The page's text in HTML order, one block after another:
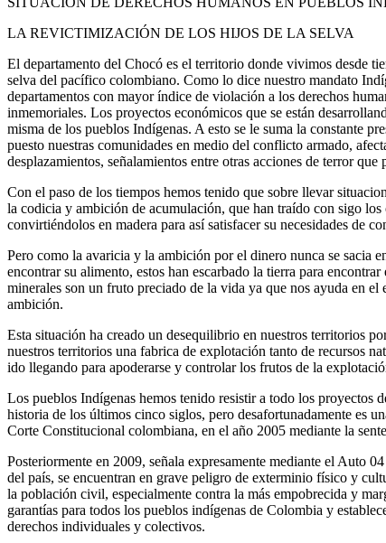
LA REVICTIMIZACIÓN DE LOS HIJOS DE LA SELVA
El departamento del Chocó es el territorio donde vivimos desde
selva del pacífico colombiano. Como lo dice nuestro mandato
departamentos con mayor índice de violación a los derechos
inmemoriales. Los proyectos económicos que se están
misma de los pueblos Indígenas. A esto se le suma la constante
puesto nuestras comunidades en medio del conflicto armado,
desplazamientos, señalamientos entre otras acciones de terror
Con el paso de los tiempos hemos tenido que sobre llevar
la codicia y ambición de acumulación, que han traído con sigo
convirtiéndolos en madera para así satisfacer su necesidades de
Pero como la avaricia y la ambición por el dinero nunca se sacia
encontrar su alimento, estos han escarbado la tierra para
minerales son un fruto preciado de la vida ya que nos ayuda en
ambición.
Esta situación ha creado un desequilibrio en nuestros territorios
nuestros territorios una fabrica de explotación tanto de recursos
ido llegando para apoderarse y controlar los frutos de la
Los pueblos Indígenas hemos tenido resistir a todo los proyectos
historia de los últimos cinco siglos, pero desafortunadamente es
Corte Constitucional colombiana, en el año 2005 mediante la
Posteriormente en 2009, señala expresamente mediante el Auto
del país, se encuentran en grave peligro de exterminio físico y
la población civil, especialmente contra la más empobrecida y
garantías para todos los pueblos indígenas de Colombia y
derechos individuales y colectivos.